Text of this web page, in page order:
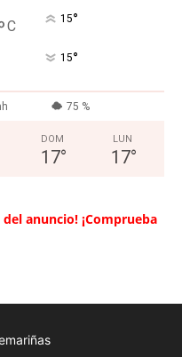
C 15°
15°
75 %
DOM
17°
LUN
17°
anuncio! ¡Comprueba